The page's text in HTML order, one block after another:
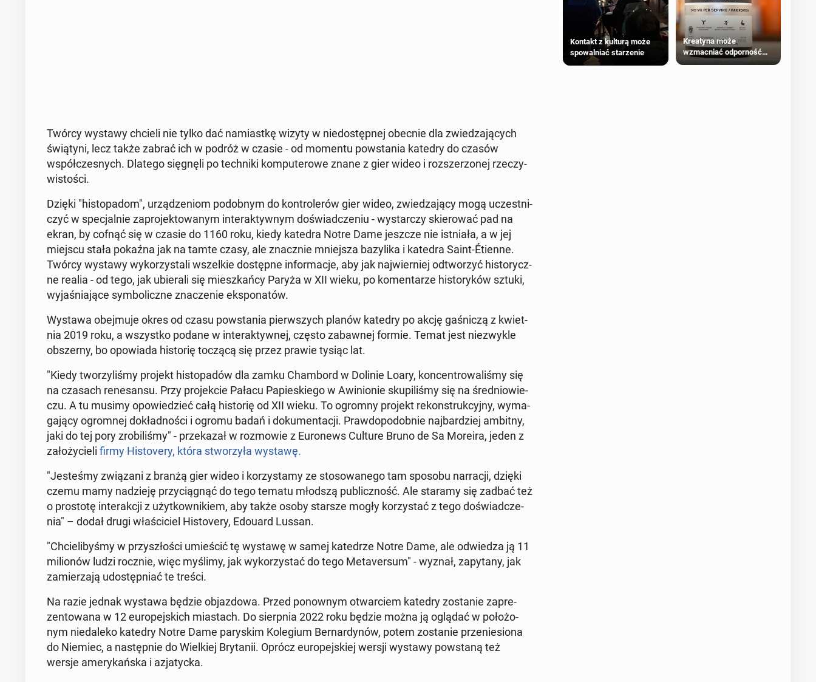
Twórcy wystawy chcieli nie tylko dać na­miast­kę wizyty w nie­do­stęp­nej obecnie dla zwie­dza­ją­cych
świą­ty­ni, lecz także zabrać ich w podróż w czasie - od momentu po­wsta­nia katedry do czasów
współ­cze­snych. Dlatego się­gnę­li po tech­ni­ki kom­pu­te­ro­we znane z gier wideo i roz­sze­rzo­nej rze­czy­
wi­sto­ści.
Dzięki "hi­sto­pa­dom", urzą­dze­niom po­dob­nym do kon­tro­le­rów gier wideo, zwie­dza­ją­cy mogą uczest­ni­
czyć w spe­cjal­nie za­pro­jek­to­wa­nym in­te­rak­tyw­nym do­świad­cze­niu - wy­star­czy skie­ro­wać pad na
ekran, by cofnąć się w czasie do 1160 roku, kiedy katedra Notre Dame jeszcze nie ist­nia­ła, a w jej
miejscu stała pokaźna jak na tamte czasy, ale znacz­nie mniej­sza ba­zy­li­ka i katedra Saint-Étienne.
Twórcy wystawy wy­ko­rzy­sta­li wszel­kie do­stęp­ne in­for­ma­cje, aby jak naj­wier­niej od­two­rzyć hi­sto­rycz­
ne realia - od tego, jak ubie­ra­li się miesz­kań­cy Paryża w XII wieku, po ko­men­ta­rze hi­sto­ry­ków sztuki,
wy­ja­śnia­ją­ce sym­bo­licz­ne zna­cze­nie eks­po­na­tów.
Wystawa obej­mu­je okres od czasu po­wsta­nia pierw­szych planów katedry po akcję ga­śni­czą z kwiet­
nia 2019 roku, a wszyst­ko podane w in­te­rak­tyw­nej, często za­baw­nej formie. Temat jest nie­zwy­kle
ob­szer­ny, bo opo­wia­da hi­sto­rię toczącą się przez prawie tysiąc lat.
"Kiedy two­rzy­li­śmy projekt hi­sto­pa­dów dla zamku Cham­bord w Dolinie Loary, kon­cen­tro­wa­li­śmy się
na czasach re­ne­san­su. Przy pro­jek­cie Pałacu Pa­pie­skie­go w Awi­nio­nie sku­pi­li­śmy się na śre­dnio­wie­
czu. A tu musimy opo­wie­dzieć całą hi­sto­rię od XII wieku. To ogromny projekt re­kon­struk­cyj­ny, wy­ma­
ga­ją­cy ogrom­nej do­kład­no­ści i ogromu badań i do­ku­men­ta­cji. Praw­do­po­dob­nie naj­bar­dziej ambitny,
jaki do tej pory zro­bi­li­śmy" - prze­ka­zał w roz­mo­wie z Eu­ro­news Culture Bruno de Sa Moreira, jeden z
za­ło­ży­cie­li firmy Hi­sto­ve­ry, która stwo­rzy­ła wystawę.
"Je­ste­śmy zwią­za­ni z branżą gier wideo i ko­rzy­sta­my ze sto­so­wa­ne­go tam sposobu nar­ra­cji, dzięki
czemu mamy na­dzie­ję przy­cią­gnąć do tego tematu młodszą pu­blicz­ność. Ale staramy się zadbać też
o pro­sto­tę in­te­rak­cji z użyt­kow­ni­kiem, aby także osoby starsze mogły ko­rzy­stać z tego do­świad­cze­
nia" – dodał drugi wła­ści­ciel Hi­sto­ve­ry, Edouard Lussan.
"Chcie­li­by­śmy w przy­szło­ści umie­ścić tę wystawę w samej ka­te­drze Notre Dame, ale od­wie­dza ją 11
mi­lio­nów ludzi rocznie, więc myślimy, jak wy­ko­rzy­stać do tego Me­ta­ver­sum" - wyznał, za­py­ta­ny, jak
za­mie­rza­ją udo­stęp­niać te treści.
Na razie jednak wystawa będzie ob­jaz­do­wa. Przed po­now­nym otwar­ciem katedry zo­sta­nie za­pre­
zen­to­wa­na w 12 eu­ro­pej­skich mia­stach. Do sierp­nia 2022 roku będzie można ją oglądać w po­ło­żo­
nym nie­da­le­ko katedry Notre Dame pa­ry­skim Ko­le­gium Ber­nar­dy­nów, potem zo­sta­nie prze­nie­sio­na
do Niemiec, a na­stęp­nie do Wiel­kiej Bry­ta­nii. Oprócz eu­ro­pej­skiej wersji wystawy po­wsta­ną też
wersje ame­ry­kań­ska i azja­tyc­ka.
Kontakt z kulturą może
spowalniać starzenie
Kreatyna może
wzmacniać odporność
przeciw nowotworom